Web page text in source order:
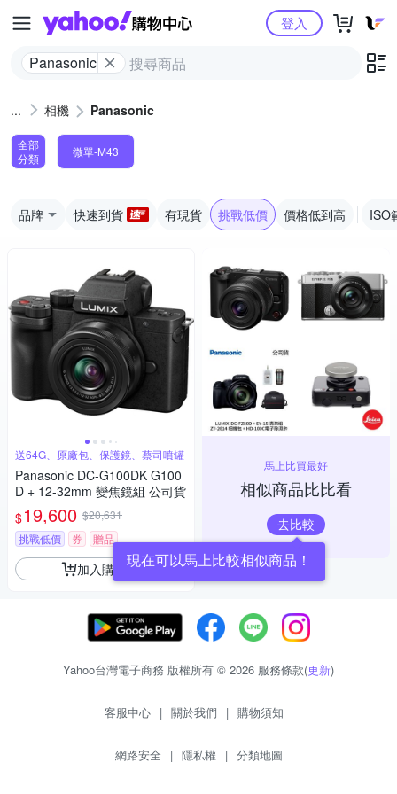
Yahoo購物中心
Panasonic
登入
相機 Panasonic
全部
分類
微單-M43
品牌 快速到貨 有現貨 挑戰低價 價格低到高 ISO
送64G、原廠包、保護鏡、蔡司噴罐
Panasonic DC-G100DK G100
D + 12-32mm 變焦鏡組 公司貨
$19,600 $20,631
挑戰低價
券 贈品
加入購物車
馬上比買最好
相似商品比比看
去比較
現在可以馬上比較相似商品！
Yahoo台灣電子商務 版權所有 © 2026 服務條款(更新)
客服中心 | 關於我們 | 購物須知
網路安全 | 隱私權 | 分類地圖